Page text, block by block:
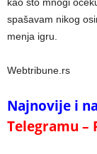
kao što mnogi
spašavam nikog
menja igru.
Webtribune.rs
Najnovije i
Telegramu –